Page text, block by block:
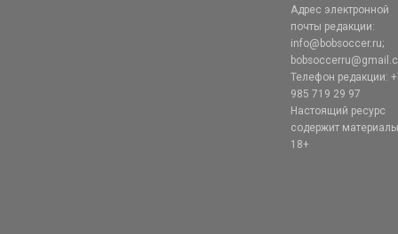
Адрес электронной
почты редакции:
info@bobsoccer.ru;
Телефон редакции:
985 719 29 97
Настоящий ресурс
содержит
18+